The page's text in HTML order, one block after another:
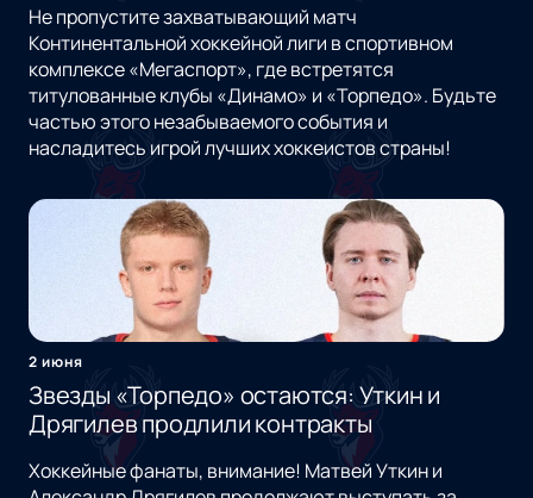
Не пропустите захватывающий матч
Континентальной хоккейной лиги в спортивном
комплексе «Мегаспорт», где встретятся
титулованные клубы «Динамо» и «Торпедо». Будьте
частью этого незабываемого события и
насладитесь игрой лучших хоккеистов страны!
2 июня
Звезды «Торпедо» остаются: Уткин и
Дрягилев продлили контракты
Хоккейные фанаты, внимание! Матвей Уткин и